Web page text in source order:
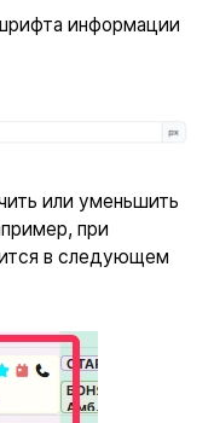
информации
или уменьшить
при
в следующем